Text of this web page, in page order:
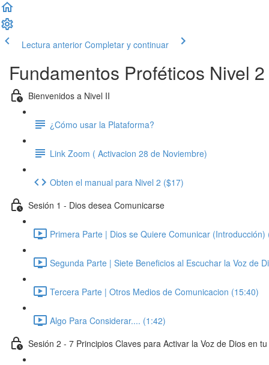
Lectura anterior Completar y continuar
Fundamentos Proféticos Nivel 2
Bienvenidos a Nivel II
¿Cómo usar la Plataforma?
Link Zoom ( Activacion 28 de Noviembre)
Obten el manual para Nivel 2 ($17)
Sesión 1 - Dios desea Comunicarse
Primera Parte | Dios se Quiere Comunicar (Introducción)
Segunda Parte | Siete Beneficios al Escuchar la Voz de
Tercera Parte | Otros Medios de Comunicacion (15:40)
Algo Para Considerar.... (1:42)
Sesión 2 - 7 Principios Claves para Activar la Voz de Dios en